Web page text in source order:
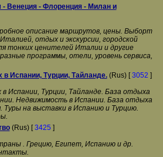
Венеция - Флоренция - Милан и
описание маршрутов, цены. Выборт
отдых и экскурсии, городской
тонких ценителей Италии и другие
программы, отели, уровень сервиса,
Испании, Турции, Тайланде.(Rus) [3052 ]
Испании, Турции, Тайланде. База отдыха
Недвижимость в Испании. База отдыха
Туры на выставки в Испанию и Турцию.
(Rus) [3425 ]
. Грецию, Египет, Испанию и др.